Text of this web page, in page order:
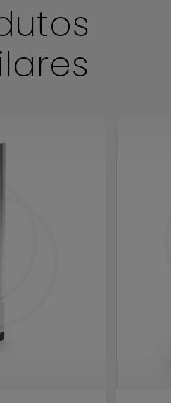
limpas e conservadas!
certifique-se de que não há
e um lustra móveis inicie a
pela peça realizando a
secar em um ambiente